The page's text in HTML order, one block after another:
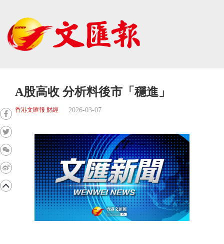
A股高收 分析料後市「穩進」
香港文匯報 財經 2026-03-07